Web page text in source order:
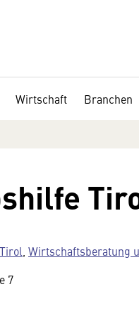
Wirtschaft Branchen
Wirtschaftsberatung
7